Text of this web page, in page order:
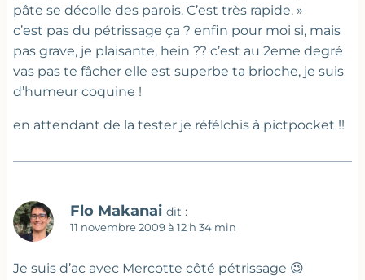
pâte se décolle des parois. C’est très rapide. »
c’est pas du pétrissage ça ? enfin pour moi si, mais
pas grave, je plaisante, hein ?? c’est au 2eme degré
vas pas te fâcher elle est superbe ta brioche, je suis
d’humeur coquine !
en attendant de la tester je réfélchis à pictpocket !!
Flo Makanai dit :
11 novembre 2009 à 12 h 34 min
Je suis d’ac avec Mercotte côté pétrissage 😉